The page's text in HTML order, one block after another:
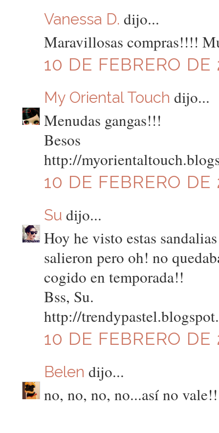
Vanessa D. dijo...
Maravillosas compras!!!!
10 DE FEBRERO
My Oriental Touch dijo...
Menudas gangas!!!
Besos
http://
10 DE FEBRERO
Su dijo...
Hoy he visto estas
salieron pero oh! no
cogido en temporada!!
Bss, Su.
http://
10 DE FEBRERO
Belen dijo...
no, no, no, no...así no